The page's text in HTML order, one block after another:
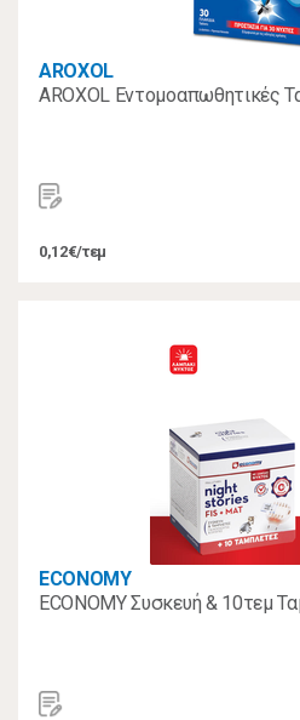
AROXOL
AROXOL Εντομοαπωθητικές
0,12€/τεμ
ECONOMY
ECONOMY Συσκευή & 10τεμ